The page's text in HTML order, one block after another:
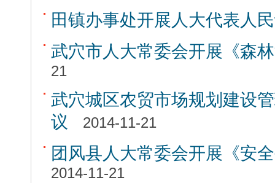
田镇办事处开展人大代表人
武穴市人大常委会开展《森
21
武穴城区农贸市场规划建设
议
2014-11-21
团风县人大常委会开展《安
2014-11-21